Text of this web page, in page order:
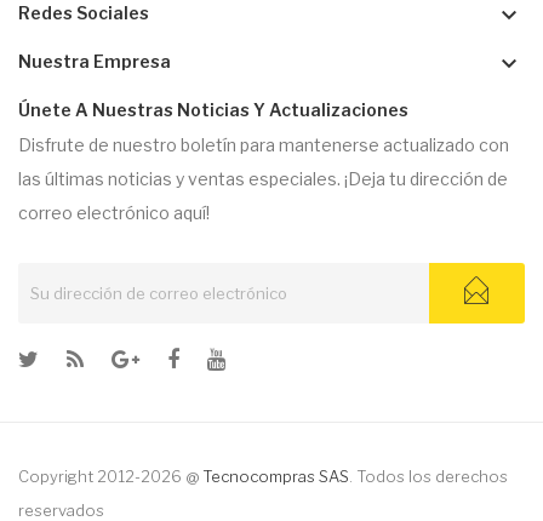
Redes Sociales keyboard_arrow_down
Nuestra Empresa keyboard_arrow_down
Únete A Nuestras Noticias Y Actualizaciones
Disfrute de nuestro boletín para mantenerse actualizado con
las últimas noticias y ventas especiales. ¡Deja tu dirección de
correo electrónico aquí!
Copyright 2012-2026 @ Tecnocompras SAS . Todos los derechos
reservados